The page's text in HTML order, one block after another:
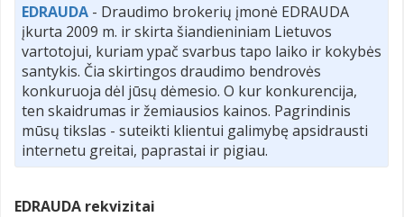
EDRAUDA - Draudimo brokerių įmonė EDRAUDA
įkurta 2009 m. ir skirta šiandieniniam Lietuvos
vartotojui, kuriam ypač svarbus tapo laiko ir kokybės
santykis. Čia skirtingos draudimo bendrovės
konkuruoja dėl jūsų dėmesio. O kur konkurencija,
ten skaidrumas ir žemiausios kainos. Pagrindinis
mūsų tikslas - suteikti klientui galimybę apsidrausti
internetu greitai, paprastai ir pigiau.
EDRAUDA rekvizitai